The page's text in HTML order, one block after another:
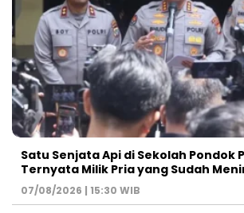
Satu Senjata Api di Sekolah Pondok
Ternyata Milik Pria yang Sudah
07/08/2026 | 15:30 WIB